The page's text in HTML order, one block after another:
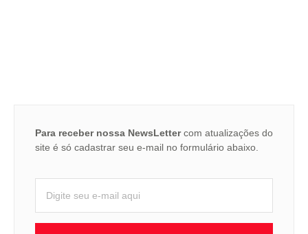
Para receber nossa NewsLettercom atualizações do
site é só cadastrar seu e-mail no formulário abaixo.